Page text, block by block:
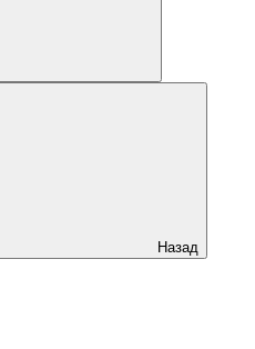
Назад